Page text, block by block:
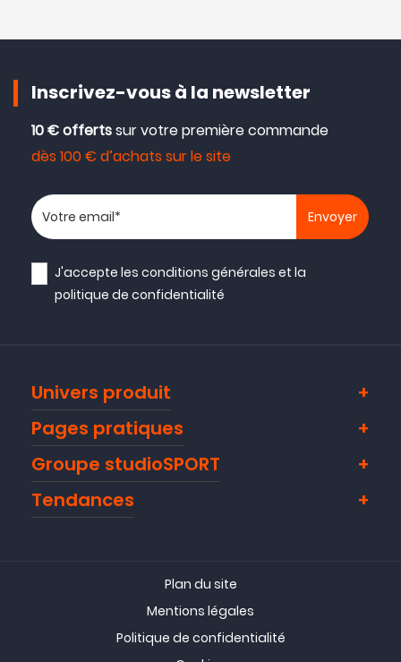
Inscrivez-vous à la newsletter
10 € offertssur votre première commande
dès 100 € d’achats sur le site
Votre adresse email
J'accepte lesconditions générales et la
politique de confidentialité
Univers produit
Pages pratiques
Groupe studioSPORT
Tendances
Plan du site
Mentions légales
Politique de confidentialité